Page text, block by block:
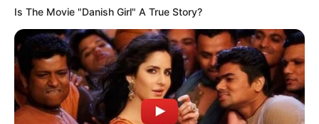
Is The Movie "Danish Girl" A True Story?